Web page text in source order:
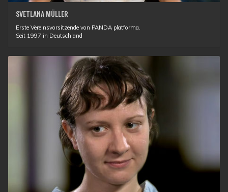
SVETLANA MÜLLER
Erste Vereinsvorsitzende von PANDA platforma.
Seit 1997 in Deutschland